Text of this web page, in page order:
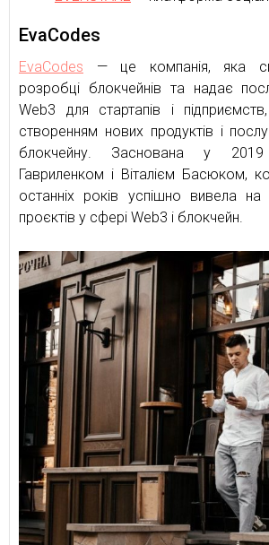
EvaCodes
EvaCodes — це компанія, яка
розробці блокчейнів та надає
Web3 для стартапів і
створенням нових продуктів і
блокчейну. Заснована у
Гавриленком і Віталієм Басюком,
останніх років успішно вивела
проєктів у сфері Web3 і блокчейн.